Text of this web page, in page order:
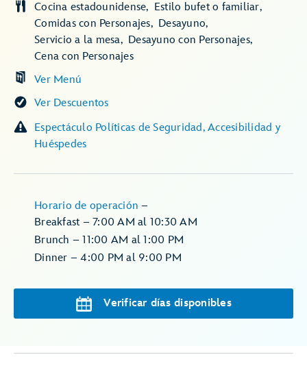
Ver Menú
Cocina estadounidense
Estilo bufet o familiar
Comidas con Personajes
Desayuno
Servicio a la mesa
Desayuno con Personajes
Cena con Personajes
Ver Descuentos
Espectáculo Políticas de Seguridad, Accesibilidad y
Huéspedes
Horario de operación–
Breakfast – 7:00 AM al 10:30 AM
Brunch – 11:00 AM al 1:00 PM
Dinner – 4:00 PM al 9:00 PM
Verificar días disponibles